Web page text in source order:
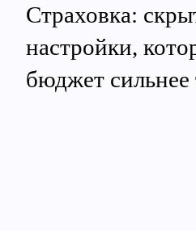
Страховка:
настройки,
бюджет сильнее